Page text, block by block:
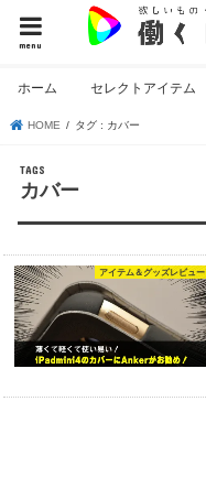
menu
ホーム セレクトアイテム
HOME タグ : カバー
カバー
アイテム＆グッズレビュー